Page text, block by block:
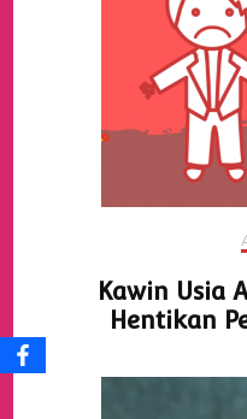
Kawin Usia
Hentikan